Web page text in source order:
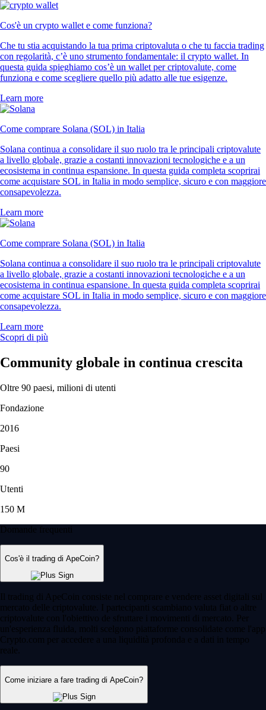
Cos'è un crypto wallet e come funziona?
Che tu stia acquistando la tua prima criptovaluta o che tu faccia trading
con regolarità, c’è uno strumento fondamentale: il crypto wallet. In
questa guida spieghiamo cos’è un wallet per criptovalute, come
funziona e come scegliere quello più adatto alle tue esigenze.
Learn more
Come comprare Solana (SOL) in Italia
Solana continua a consolidare il suo ruolo tra le principali criptovalute
a livello globale, grazie a costanti innovazioni tecnologiche e a un
ecosistema in continua espansione. In questa guida completa scoprirai
come acquistare SOL in Italia in modo semplice, sicuro e con maggiore
consapevolezza.
Learn more
Come comprare Solana (SOL) in Italia
Solana continua a consolidare il suo ruolo tra le principali criptovalute
a livello globale, grazie a costanti innovazioni tecnologiche e a un
ecosistema in continua espansione. In questa guida completa scoprirai
come acquistare SOL in Italia in modo semplice, sicuro e con maggiore
consapevolezza.
Learn more
Scopri di più
Community globale in continua crescita
Oltre 90 paesi, milioni di utenti
Fondazione
2016
Paesi
90
Utenti
150 M
Domande frequenti
Cos'è il trading di ApeCoin?
Il trading di ApeCoin consiste nel comprare e vendere asset digitali sul
mercato delle criptovalute. I partecipanti scambiano valuta fiat o altre
criptovalute con l'obiettivo de sfruttare i movimenti di mercato. Per
un'esperienza fluida, molti scelgono piattaforme consolidate come l'app
Crypto.com per accedere a una liquidità profonda e a dati in tempo
reale.
Come iniziare a fare trading di ApeCoin?